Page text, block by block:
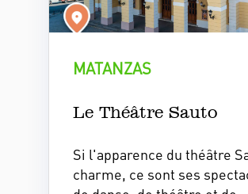
MATANZAS
Le Théâtre Sauto